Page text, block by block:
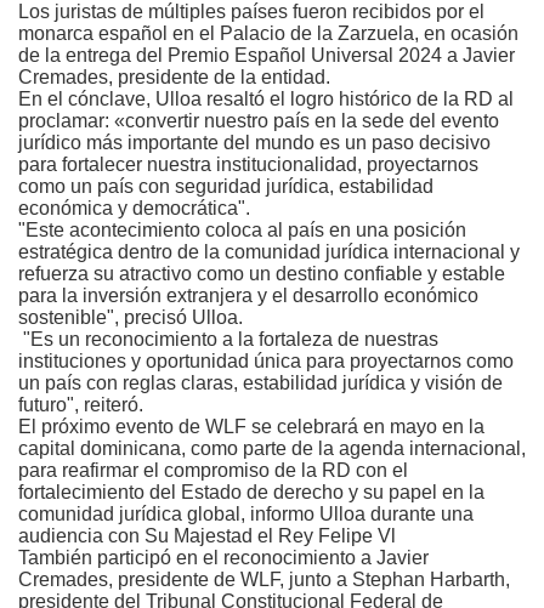
Los juristas de múltiples países fueron recibidos por el
monarca español en el Palacio de la Zarzuela, en ocasión
de la entrega del Premio Español Universal 2024 a Javier
Cremades, presidente de la entidad.
En el cónclave, Ulloa resaltó el logro histórico de la RD al
proclamar: «convertir nuestro país en la sede del evento
jurídico más importante del mundo es un paso decisivo
para fortalecer nuestra institucionalidad, proyectarnos
como un país con seguridad jurídica, estabilidad
económica y democrática".
"Este acontecimiento coloca al país en una posición
estratégica dentro de la comunidad jurídica internacional y
refuerza su atractivo como un destino confiable y estable
para la inversión extranjera y el desarrollo económico
sostenible", precisó Ulloa.
"Es un reconocimiento a la fortaleza de nuestras
instituciones y oportunidad única para proyectarnos como
un país con reglas claras, estabilidad jurídica y visión de
futuro", reiteró.
El próximo evento de WLF se celebrará en mayo en la
capital dominicana, como parte de la agenda internacional,
para reafirmar el compromiso de la RD con el
fortalecimiento del Estado de derecho y su papel en la
comunidad jurídica global, informo Ulloa durante una
audiencia con Su Majestad el Rey Felipe Vl
También participó en el reconocimiento a Javier
Cremades, presidente de WLF, junto a Stephan Harbarth,
presidente del Tribunal Constitucional Federal de